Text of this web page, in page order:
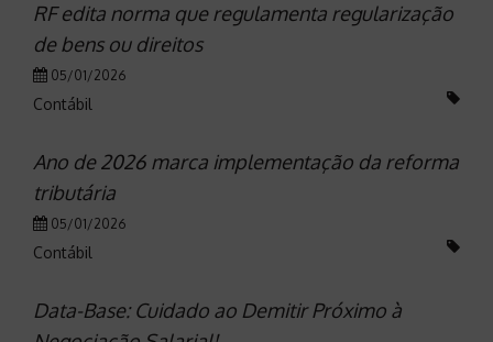
RF edita norma que regulamenta regularização
de bens ou direitos
05/01/2026
Contábil
Ano de 2026 marca implementação da reforma
tributária
05/01/2026
Contábil
Data-Base: Cuidado ao Demitir Próximo à